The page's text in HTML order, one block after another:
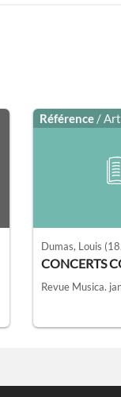
Référence /
Dumas, Louis
CONCERTS
Revue Musica.